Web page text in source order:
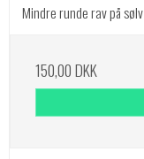
Mindre runde rav på sølv
150,00 DKK